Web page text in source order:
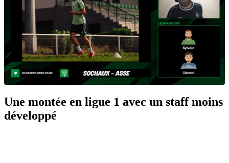
Une montée en ligue 1 avec un staff moins
développé